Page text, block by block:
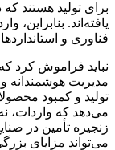
برای تولید هستند
یافته‌اند. بنابراین،
فناوری و
نباید فراموش کرد
مدیریت هوشمندانه
تولید و کمبود
می‌دهد که واردات،
زنجیره تأمین در
می‌تواند مزایای